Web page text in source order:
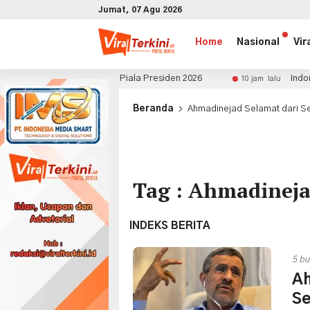
Jumat, 07 Agu 2026
Home Nasional
Juara di Piala Presiden 2026 10 jam lalu Indonesia Hadapi
Beranda Ahmadinejad Selamat dari
Tag :
INDEKS BERITA
5